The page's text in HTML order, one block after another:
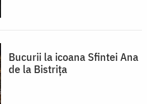
Bucurii la icoana Sfintei Ana
de la Bistrița